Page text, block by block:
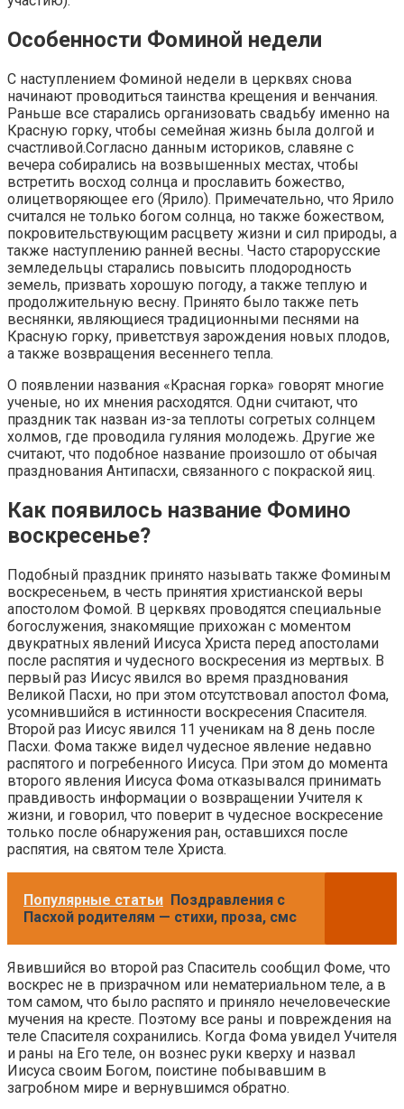
Особенности Фоминой недели
С наступлением Фоминой недели в церквях снова
начинают проводиться таинства крещения и венчания.
Раньше все старались организовать свадьбу именно на
Красную горку, чтобы семейная жизнь была долгой и
счастливой.Согласно данным историков, славяне с
вечера собирались на возвышенных местах, чтобы
встретить восход солнца и прославить божество,
олицетворяющее его (Ярило). Примечательно, что Ярило
считался не только богом солнца, но также божеством,
покровительствующим расцвету жизни и сил природы, а
также наступлению ранней весны. Часто старорусские
земледельцы старались повысить плодородность
земель, призвать хорошую погоду, а также теплую и
продолжительную весну. Принято было также петь
веснянки, являющиеся традиционными песнями на
Красную горку, приветствуя зарождения новых плодов,
а также возвращения весеннего тепла.
О появлении названия «Красная горка» говорят многие
ученые, но их мнения расходятся. Одни считают, что
праздник так назван из-за теплоты согретых солнцем
холмов, где проводила гуляния молодежь. Другие же
считают, что подобное название произошло от обычая
празднования Антипасхи, связанного с покраской яиц.
Как появилось название Фомино
воскресенье?
Подобный праздник принято называть также Фоминым
воскресеньем, в честь принятия христианской веры
апостолом Фомой. В церквях проводятся специальные
богослужения, знакомящие прихожан с моментом
двукратных явлений Иисуса Христа перед апостолами
после распятия и чудесного воскресения из мертвых. В
первый раз Иисус явился во время празднования
Великой Пасхи, но при этом отсутствовал апостол Фома,
усомнившийся в истинности воскресения Спасителя.
Второй раз Иисус явился 11 ученикам на 8 день после
Пасхи. Фома также видел чудесное явление недавно
распятого и погребенного Иисуса. При этом до момента
второго явления Иисуса Фома отказывался принимать
правдивость информации о возвращении Учителя к
жизни, и говорил, что поверит в чудесное воскресение
только после обнаружения ран, оставшихся после
распятия, на святом теле Христа.
Популярные статьи Поздравления с
Пасхой родителям — стихи, проза, смс
Явившийся во второй раз Спаситель сообщил Фоме, что
воскрес не в призрачном или нематериальном теле, а в
том самом, что было распято и приняло нечеловеческие
мучения на кресте. Поэтому все раны и повреждения на
теле Спасителя сохранились. Когда Фома увидел Учителя
и раны на Его теле, он вознес руки кверху и назвал
Иисуса своим Богом, поистине побывавшим в
загробном мире и вернувшимся обратно.